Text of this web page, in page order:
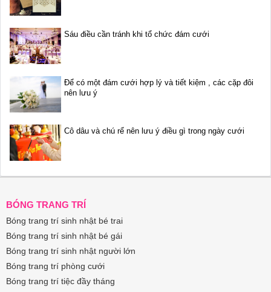
Sáu điều cần tránh khi tổ chức đám cưới
Để có một đám cưới hợp lý và tiết kiệm , các cặp đôi
nên lưu ý
Cô dâu và chú rể nên lưu ý điều gì trong ngày cưới
BÓNG TRANG TRÍ
Bóng trang trí sinh nhật bé trai
Bóng trang trí sinh nhật bé gái
Bóng trang trí sinh nhật người lớn
Bóng trang trí phòng cưới
Bóng trang trí tiệc đầy tháng